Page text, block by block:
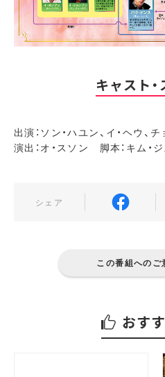
キャスト
出演：ソン・ハユン、イ・ヘウ、
演出：オ・スソン 脚本：キム・
シェア
この番組へのご
おす